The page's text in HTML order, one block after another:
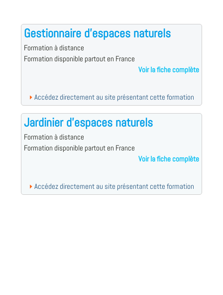
Gestionnaire d'espaces naturels
Formation à distance
Formation disponible partout en France
Voir la fiche complète
Accédez directement au site présentant cette formation
Jardinier d'espaces naturels
Formation à distance
Formation disponible partout en France
Voir la fiche complète
Accédez directement au site présentant cette formation